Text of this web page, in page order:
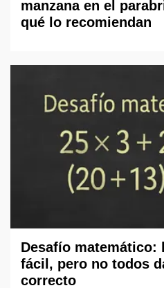
manzana en el
qué lo recomiendan
Desafío matemático:
fácil, pero no todos
correcto